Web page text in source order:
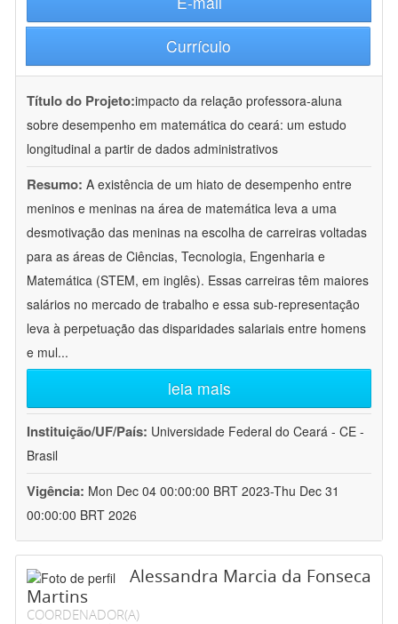
Currículo
Título do Projeto:impacto da relação professora-aluna
sobre desempenho em matemática do ceará: um estudo
longitudinal a partir de dados administrativos
Resumo: A existência de um hiato de desempenho entre
meninos e meninas na área de matemática leva a uma
desmotivação das meninas na escolha de carreiras voltadas
para as áreas de Ciências, Tecnologia, Engenharia e
Matemática (STEM, em inglês). Essas carreiras têm maiores
salários no mercado de trabalho e essa sub-representação
leva à perpetuação das disparidades salariais entre homens
e mul...
leia mais
Instituição/UF/País: Universidade Federal do Ceará - CE -
Brasil
Vigência: Mon Dec 04 00:00:00 BRT 2023-Thu Dec 31
00:00:00 BRT 2026
Alessandra Marcia da Fonseca
Martins
COORDENADOR(A)